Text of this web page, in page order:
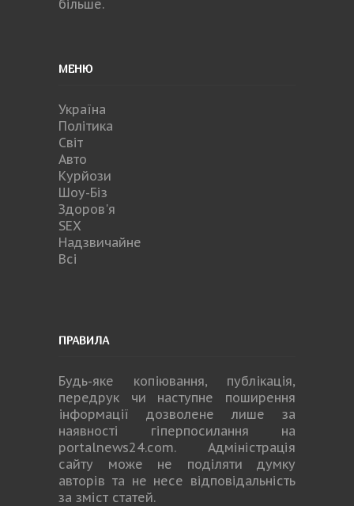
більше.
МЕНЮ
Україна
Політика
Світ
Авто
Курйози
Шоу-Біз
Здоров'я
SEX
Надзвичайне
Всі
ПРАВИЛА
Будь-яке копiювання, публiкацiя,
передрук чи наступне поширення
iнформацiї дозволене лише за
наявності гіперпосилання на
portalnews24.com. Адміністрація
сайту може не поділяти думку
авторів та не несе відповідальність
за зміст статей.